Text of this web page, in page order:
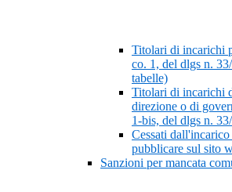
Titolari di incarichi
co. 1, del dlgs n.
tabelle)
Titolari di incarichi
direzione o di
1-bis, del dlgs n.
Cessati
pubblicare sul sito
Sanzioni per mancata